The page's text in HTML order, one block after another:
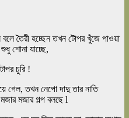
বলে তৈরী হচ্ছেন তখন টোপর খুঁজে পাওয়া
শোনা যাচ্ছে,
চুরি !
গেল, তখন নেপো দাদু তার নাতি
মজার গল্প বলছে l